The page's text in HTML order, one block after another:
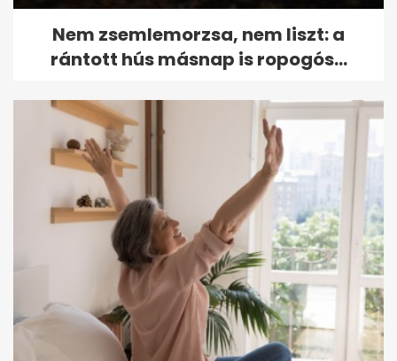
Nem zsemlemorzsa, nem liszt: a
rántott hús másnap is ropogós...